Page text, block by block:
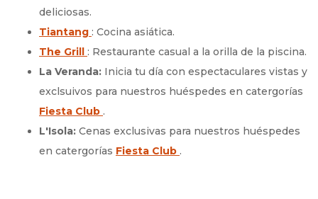
deliciosas.
Tiantang Opens in a new tab.
: Cocina asiática.
The Grill Opens in a new tab.
: Restaurante casual a la orilla de la piscina.
La Veranda: Inicia tu día con espectaculares vistas y
exclsuivos para nuestros huéspedes en catergorías
Fiesta Club Opens in a new tab.
.
L'Isola: Cenas exclusivas para nuestros huéspedes
en catergorías Fiesta Club Opens in a new tab.
.